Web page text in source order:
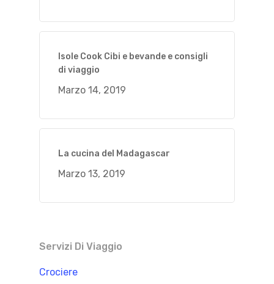
Isole Cook Cibi e bevande e consigli
di viaggio
Marzo 14, 2019
La cucina del Madagascar
Marzo 13, 2019
Servizi Di Viaggio
Crociere